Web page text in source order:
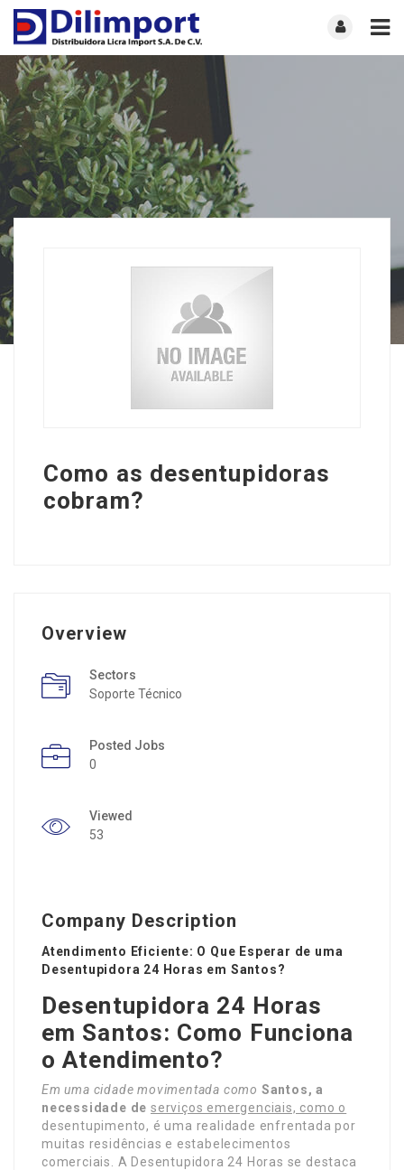
Como as desentupidoras
cobram?
Overview
Sectors
Soporte Técnico
Posted Jobs
0
Viewed
53
Company Description
Atendimento Eficiente: O Que Esperar de uma
Desentupidora 24 Horas em Santos?
Desentupidora 24 Horas
em Santos: Como Funciona
o Atendimento?
Em uma cidade movimentada como Santos, a
necessidade de serviços emergenciais, como o
desentupimento, é uma realidade enfrentada por
muitas residências e estabelecimentos
comerciais. A Desentupidora 24 Horas se destaca